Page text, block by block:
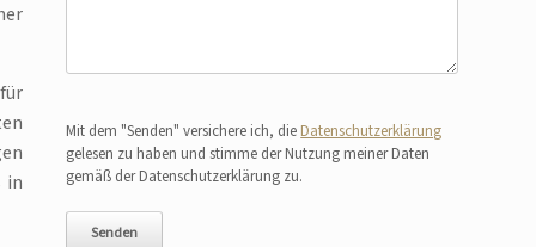
in
Mit dem "Senden" versichere ich, die Datenschutzerklärung
gelesen zu haben und stimme der Nutzung meiner Daten
gemäß der Datenschutzerklärung zu.